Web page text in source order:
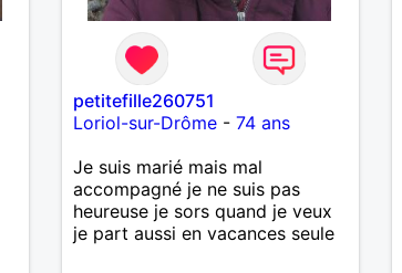
petitefille260751
Loriol-sur-Drôme- 74 ans
Je suis marié mais mal
accompagné je ne suis pas
heureuse je sors quand je veux
je part aussi en vacances seule